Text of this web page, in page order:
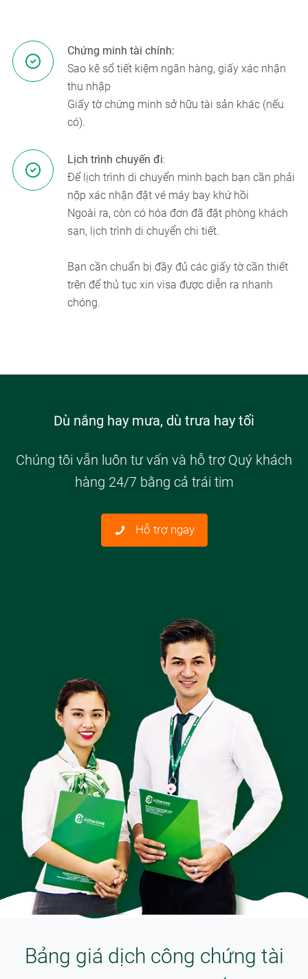
Chứng minh tài chính:
Sao kê sổ tiết kiệm ngân hàng, giấy xác nhận
thu nhập
Giấy tờ chứng minh sở hữu tài sản khác (nếu
có).
Lịch trình chuyến đi:
Để lịch trình di chuyển minh bạch bạn cần phải
nộp xác nhận đặt vé máy bay khứ hồi
Ngoài ra, còn có hóa đơn đã đặt phòng khách
sạn, lịch trình di chuyển chi tiết.
Bạn cần chuẩn bị đầy đủ các giấy tờ cần thiết
trên để thủ tục xin visa được diễn ra nhanh
chóng.
Dù nắng hay mưa, dù trưa hay tối
Chúng tôi vẫn luôn tư vấn và hỗ trợ Quý khách
hàng 24/7 bằng cả trái tim
Hỗ trợ ngay
Bảng giá dịch công chứng tài